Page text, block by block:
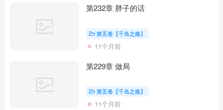
第232章 胖子的话
第五卷【千岛之殇】
11个月前
第229章 做局
第五卷【千岛之殇】
11个月前